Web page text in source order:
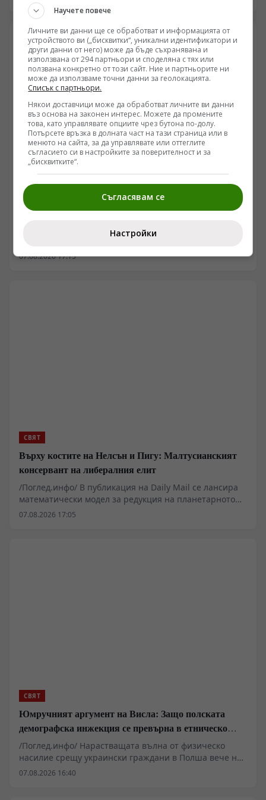
доставки за Украйна или това е част от внимателно
подготвена информационна операция? В новия
разговор на Владимир Трифонов с Яков Кедми се
разглеждат най-важните въпроси около войната –
усилването на руските удари по украинската
инфраструктура, промените в стратегията на Москва,
терористичните атаки срещу Русия, кадровите
промени в руската армия и реалното състояние на
украинските въоръжени сили. Кедми коментира
докъде стигат възможностите на Запада, защо
информационната война често измества фактите и
какво може да се случи през следващите месеци, ако
сегашните тенденции се запазят. Разговор без
дипломатически формулировки и без удобни въпроси.
Рисковете за 2029 г.: Стратегическите оценки за
въоръжен конфликт между Русия и НАТО през
/Поглед.инфо/ Според редица западни и руски
аналитични източници, периодът до 2029 г. се
07.08.2026 17:15
СВЯТ
Върху костите на Нелсън и Пигу: Малтусианският
консервант на либералния елит
/Поглед.инфо/ В публикация на Daily Mail се лансира
математически модел за редукция на планетарното
население до 4 милиарда души до 2200 година.
07.08.2026 17:05
СВЯТ
Юмручният аргумент на Висла: Защо полската
демографска инжекция се превърна в етническо
бойно поле
/Поглед.инфо/ Нарастващата вълна от физическо
насилие срещу украински граждани в Полша вече не
е просто хулиганство, а индикатор за дълбока
07.08.2026 16:40
Научете повече
Личните ви данни ще се обработват и информацията от
устройството ви („бисквитки“, уникални идентификатори и
други данни от него) може да бъде съхранявана и
използвана от 294 партньори и споделяна с тях или
ползвана конкретно от този сайт. Ние и партньорите ни
може да използваме точни данни за геолокацията.
Списък с партньори.
Някои доставчици може да обработват личните ви данни
въз основа на законен интерес. Можете да промените
това, като управлявате опциите чрез бутона по-долу.
Потърсете връзка в долната част на тази страница или в
менюто на сайта, за да управлявате или оттеглите
съгласието си в настройките за поверителност и за
„бисквитките“.
Съгласявам се
Настройки